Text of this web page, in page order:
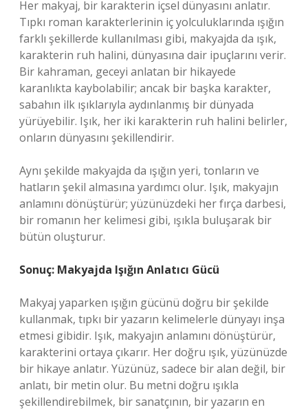
Her makyaj, bir karakterin içsel dünyasını anlatır.
Tıpkı roman karakterlerinin iç yolculuklarında ışığın
farklı şekillerde kullanılması gibi, makyajda da ışık,
karakterin ruh halini, dünyasına dair ipuçlarını verir.
Bir kahraman, geceyi anlatan bir hikayede
karanlıkta kaybolabilir; ancak bir başka karakter,
sabahın ilk ışıklarıyla aydınlanmış bir dünyada
yürüyebilir. Işık, her iki karakterin ruh halini belirler,
onların dünyasını şekillendirir.
Aynı şekilde makyajda da ışığın yeri, tonların ve
hatların şekil almasına yardımcı olur. Işık, makyajın
anlamını dönüştürür; yüzünüzdeki her fırça darbesi,
bir romanın her kelimesi gibi, ışıkla buluşarak bir
bütün oluşturur.
Sonuç: Makyajda Işığın Anlatıcı Gücü
Makyaj yaparken ışığın gücünü doğru bir şekilde
kullanmak, tıpkı bir yazarın kelimelerle dünyayı inşa
etmesi gibidir. Işık, makyajın anlamını dönüştürür,
karakterini ortaya çıkarır. Her doğru ışık, yüzünüzde
bir hikaye anlatır. Yüzünüz, sadece bir alan değil, bir
anlatı, bir metin olur. Bu metni doğru ışıkla
şekillendirebilmek, bir sanatçının, bir yazarın en